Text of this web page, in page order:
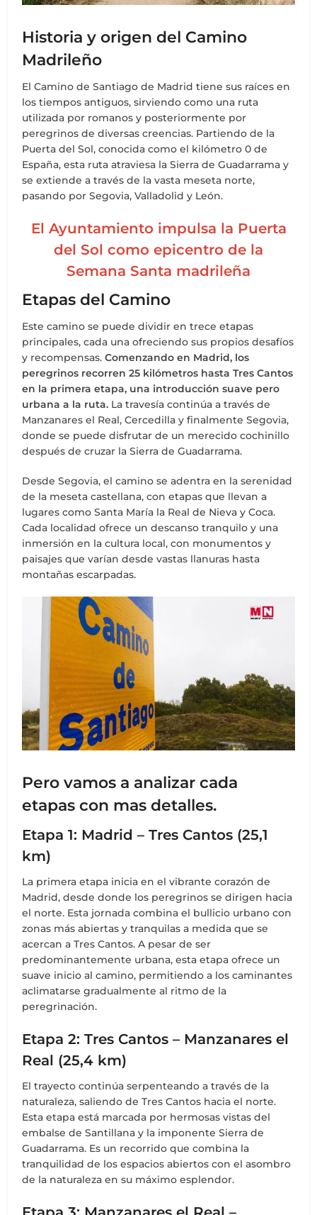
Historia y origen del Camino
Madrileño
El Camino de Santiago de Madrid tiene sus raíces en
los tiempos antiguos, sirviendo como una ruta
utilizada por romanos y posteriormente por
peregrinos de diversas creencias. Partiendo de la
Puerta del Sol, conocida como el kilómetro 0 de
España, esta ruta atraviesa la Sierra de Guadarrama y
se extiende a través de la vasta meseta norte,
pasando por Segovia, Valladolid y León.
El Ayuntamiento impulsa la Puerta
del Sol como epicentro de la
Semana Santa madrileña
Etapas del Camino
Este camino se puede dividir en trece etapas
principales, cada una ofreciendo sus propios desafíos
y recompensas.Comenzando en Madrid, los
peregrinos recorren 25 kilómetros hasta Tres Cantos
en la primera etapa, una introducción suave pero
urbana a la ruta. La travesía continúa a través de
Manzanares el Real, Cercedilla y finalmente Segovia,
donde se puede disfrutar de un merecido cochinillo
después de cruzar la Sierra de Guadarrama.
Desde Segovia, el camino se adentra en la serenidad
de la meseta castellana, con etapas que llevan a
lugares como Santa María la Real de Nieva y Coca.
Cada localidad ofrece un descanso tranquilo y una
inmersión en la cultura local, con monumentos y
paisajes que varían desde vastas llanuras hasta
montañas escarpadas.
Pero vamos a analizar cada
etapas con mas detalles.
Etapa 1: Madrid – Tres Cantos (25,1
km)
La primera etapa inicia en el vibrante corazón de
Madrid, desde donde los peregrinos se dirigen hacia
el norte. Esta jornada combina el bullicio urbano con
zonas más abiertas y tranquilas a medida que se
acercan a Tres Cantos. A pesar de ser
predominantemente urbana, esta etapa ofrece un
suave inicio al camino, permitiendo a los caminantes
aclimatarse gradualmente al ritmo de la
peregrinación.
Etapa 2: Tres Cantos – Manzanares el
Real (25,4 km)
El trayecto continúa serpenteando a través de la
naturaleza, saliendo de Tres Cantos hacia el norte.
Esta etapa está marcada por hermosas vistas del
embalse de Santillana y la imponente Sierra de
Guadarrama. Es un recorrido que combina la
tranquilidad de los espacios abiertos con el asombro
de la naturaleza en su máximo esplendor.